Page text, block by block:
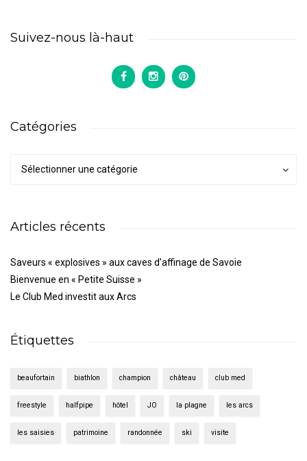
Suivez-nous là-haut
Catégories
Sélectionner une catégorie
Articles récents
Saveurs « explosives » aux caves d’affinage de Savoie
Bienvenue en « Petite Suisse »
Le Club Med investit aux Arcs
Étiquettes
beaufortain biathlon champion château club med
freestyle halfpipe hôtel JO la plagne les arcs
les saisies patrimoine randonnée ski visite